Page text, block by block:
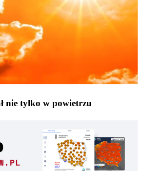
nie tylko w powietrzu